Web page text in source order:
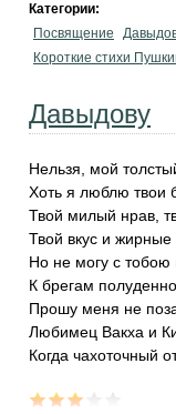
Категории:
Посвящение
Короткие стихи
Давыдову
Нельзя, мой
Хоть я люблю твои
Твой милый нрав,
Твой вкус и жирные
Но не могу с тобою
К брегам
Прошу меня не
Любимец Вакха и
Когда чахоточный